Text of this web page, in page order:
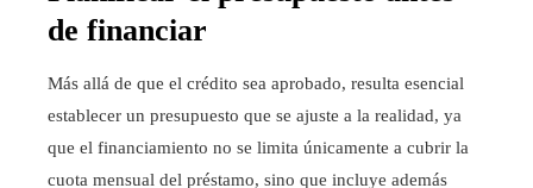
de financiar
Más allá de que el crédito sea aprobado, resulta esencial
establecer un presupuesto que se ajuste a la realidad, ya
que el financiamiento no se limita únicamente a cubrir la
cuota mensual del préstamo, sino que incluye además